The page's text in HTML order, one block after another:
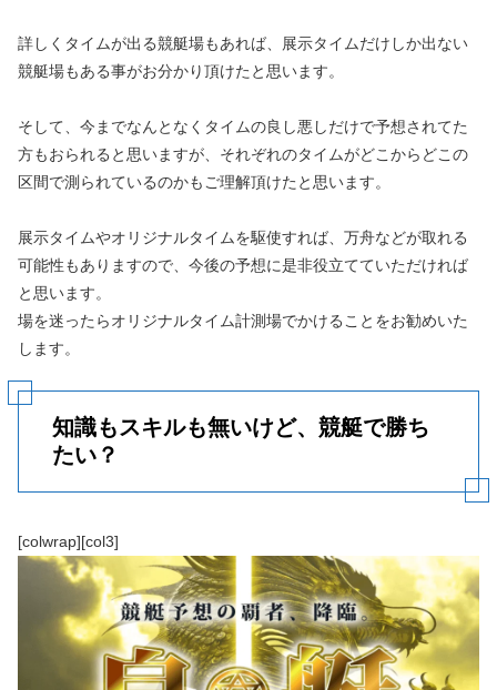
詳しくタイムが出る競艇場もあれば、展示タイムだけしか出ない
競艇場もある事がお分かり頂けたと思います。
そして、今までなんとなくタイムの良し悪しだけで予想されてた
方もおられると思いますが、それぞれのタイムがどこからどこの
区間で測られているのかもご理解頂けたと思います。
展示タイムやオリジナルタイムを駆使すれば、万舟などが取れる
可能性もありますので、今後の予想に是非役立てていただければ
と思います。
場を迷ったらオリジナルタイム計測場でかけることをお勧めいた
します。
知識もスキルも無いけど、競艇で勝ち
たい？
[colwrap][col3]